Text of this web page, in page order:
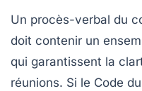
Un procès-verbal du
doit contenir un
qui garantissent la
réunions. Si le Code